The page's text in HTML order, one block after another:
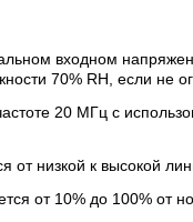
входном
70% RH, если не
20 МГц с
от низкой к высокой
от 10% до 100% от